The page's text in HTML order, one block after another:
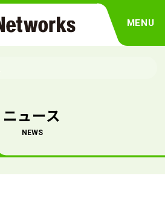
MENU
ニュース
news